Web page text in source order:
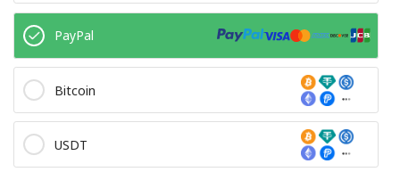
PayPal
Bitcoin
USDT